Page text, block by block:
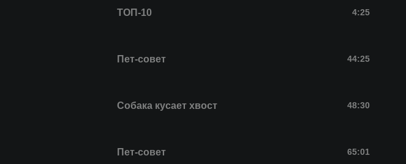
ТОП-10 4:25
Пет-совет 44:25
Собака кусает хвост 48:30
Пет-совет 65:01